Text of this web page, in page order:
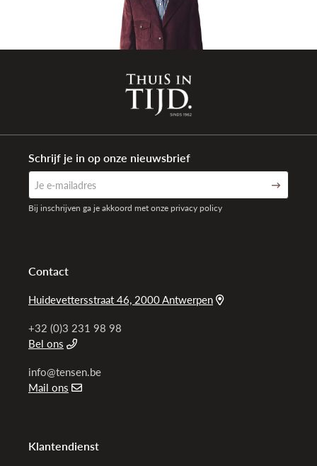
Contact
Huidevettersstraat 46, 2000 Antwerpen
+32 (0)3 231 98 98
Bel ons
info@tensen.be
Mail ons
Klantendienst
Schrijf je in op onze nieuwsbrief
Bij inschrijven ga je akkoord met onze privacy policy